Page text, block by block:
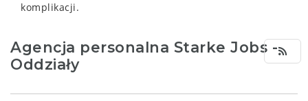
komplikacji.
Agencja personalna Starke Jobs -
Oddziały